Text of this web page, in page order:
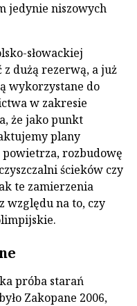
jedynie niszowych
słowackiej
dużą rezerwą, a już
wykorzystane do
w zakresie
że jako punkt
plany
powietrza, rozbudowę
ścieków czy
te zamierzenia
względu na to, czy
próba starań
Zakopane 2006,